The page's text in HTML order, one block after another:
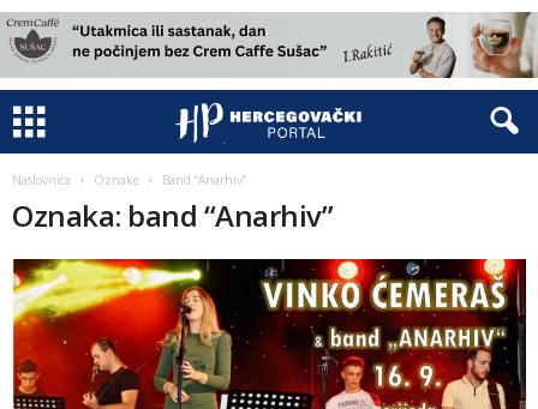
Naslovnica Oznake Band “Anarhiv”
Oznaka: band “Anarhiv”